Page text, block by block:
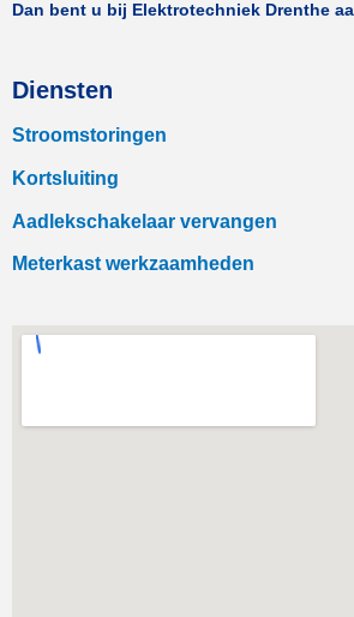
Dan bent u bij Elektrotechniek Drenthe
Diensten
Stroomstoringen
Kortsluiting
Aadlekschakelaar vervangen
Meterkast werkzaamheden